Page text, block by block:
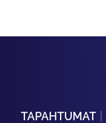
TAPAHTUMAT